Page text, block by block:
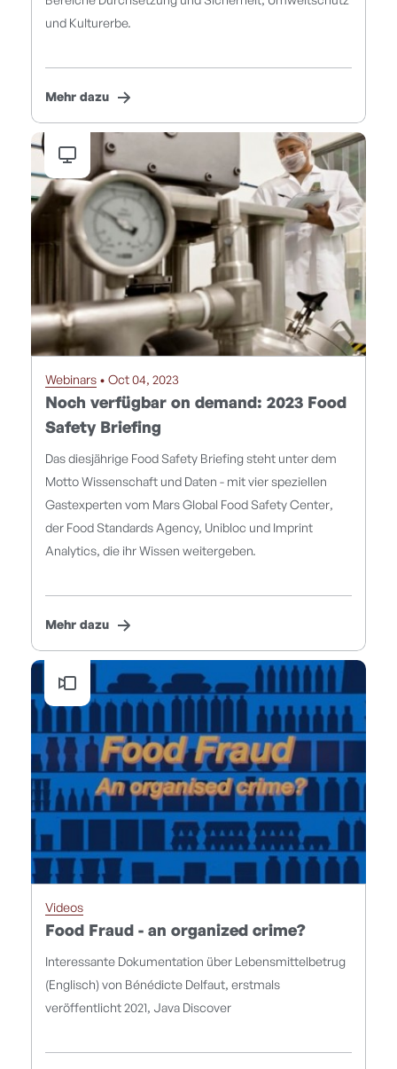
und Kulturerbe.
Mehr dazu
Webinars • Oct 04, 2023
Noch verfügbar on demand: 2023 Food
Safety Briefing
Das diesjährige Food Safety Briefing steht unter dem
Motto Wissenschaft und Daten - mit vier speziellen
Gastexperten vom Mars Global Food Safety Center,
der Food Standards Agency, Unibloc und Imprint
Analytics, die ihr Wissen weitergeben.
Mehr dazu
Videos
Food Fraud - an organized crime?
Interessante Dokumentation über Lebensmittelbetrug
(Englisch) von Bénédicte Delfaut, erstmals
veröffentlicht 2021, Java Discover